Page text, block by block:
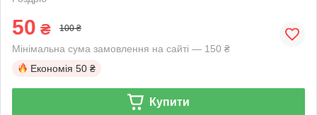
50 ₴ 100 ₴
Мінімальна сума замовлення на сайті — 150 ₴
Економія 50 ₴
Купити